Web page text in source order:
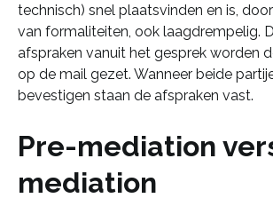
technisch) snel plaatsvinden en is,
van formaliteiten, ook laagdrempelig.
afspraken vanuit het gesprek worden
op de mail gezet. Wanneer beide
bevestigen staan de afspraken vast.
Pre-mediation
mediation